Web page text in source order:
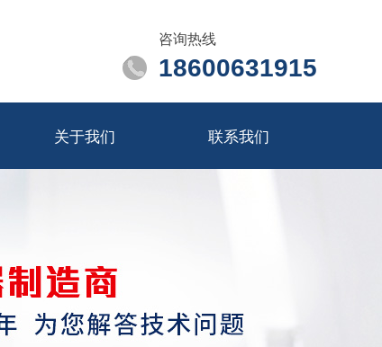
咨询热线
18600631915
关于我们 联系我们